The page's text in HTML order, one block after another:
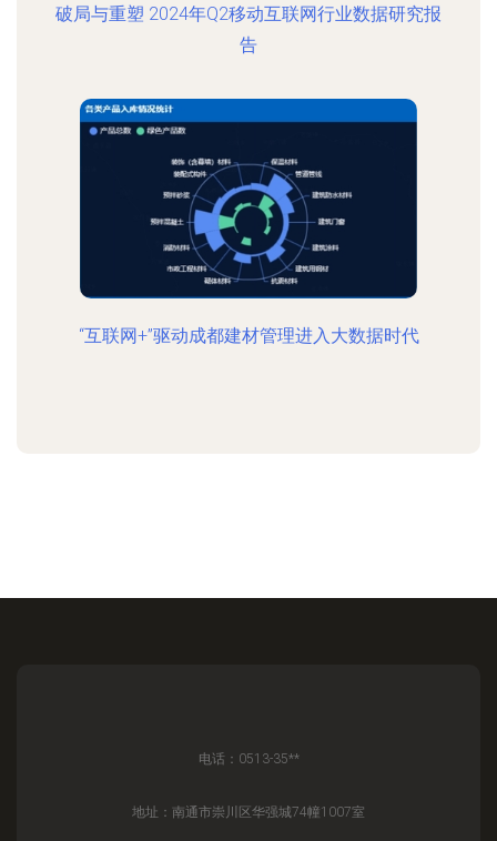
破局与重塑 2024年Q2移动互联网行业数据研究报
告
“互联网+”驱动成都建材管理进入大数据时代
电话：0513-35**
地址：南通市崇川区华强城74幢1007室